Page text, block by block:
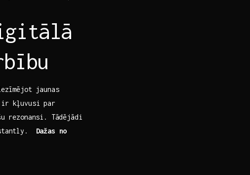
jaunas
ir kļuvusi par‍
rezonansi. Tādējādi
Dažas no